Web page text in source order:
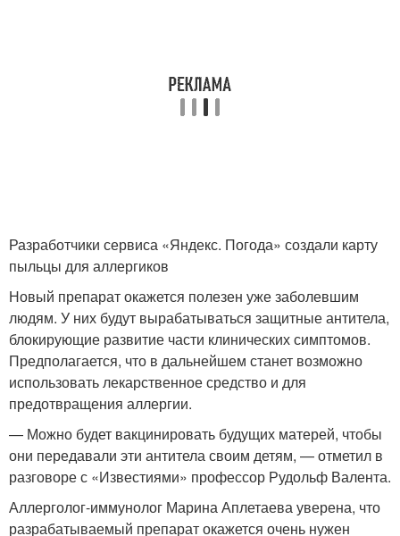
Разработчики сервиса «Яндекс. Погода» создали карту
пыльцы для аллергиков
Новый препарат окажется полезен уже заболевшим
людям. У них будут вырабатываться защитные антитела,
блокирующие развитие части клинических симптомов.
Предполагается, что в дальнейшем станет возможно
использовать лекарственное средство и для
предотвращения аллергии.
— Можно будет вакцинировать будущих матерей, чтобы
они передавали эти антитела своим детям, — отметил в
разговоре с «Известиями» профессор Рудольф Валента.
Аллерголог-иммунолог Марина Аплетаева уверена, что
разрабатываемый препарат окажется очень нужен